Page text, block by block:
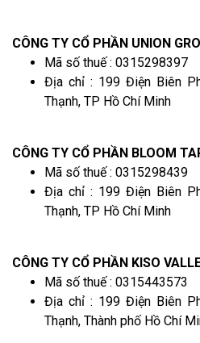
CÔNG TY CỔ PHẦN UNION
Mã số thuế : 0315298397
Địa chỉ : 199 Điện Biên
Thạnh, TP Hồ Chí Minh
CÔNG TY CỔ PHẦN BLOOM
Mã số thuế : 0315298439
Địa chỉ : 199 Điện Biên
Thạnh, TP Hồ Chí Minh
CÔNG TY CỔ PHẦN KISO
Mã số thuế : 0315443573
Địa chỉ : 199 Điện Biên
Thạnh, Thành phố Hồ Chí